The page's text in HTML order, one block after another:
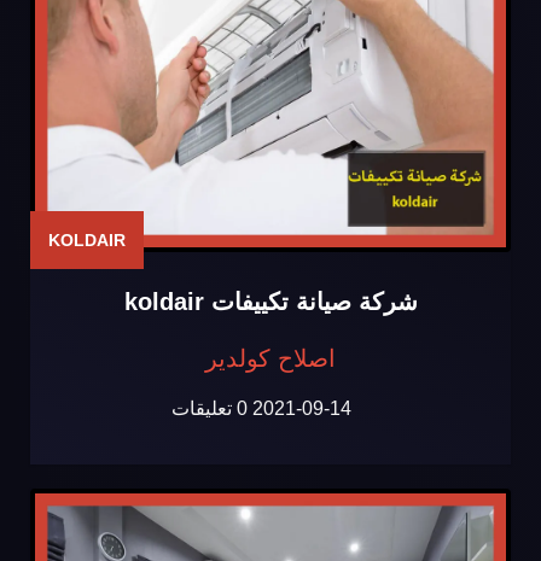
KOLDAIR
شركة صيانة تكييفات koldair
اصلاح كولدير
2021-09-14 0 تعليقات